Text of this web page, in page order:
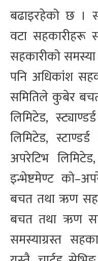
बढाइरहेको छ ।
वटा सहकारीहरू
सहकारीको
पनि अधिकांश
समितिले कुबेर
लिमिटेड,
लिमिटेड,
अपरेटिभ
इन्भेष्टमेण्ट
बचत तथा ऋण
बचत तथा ऋण
समस्याग्रस्त